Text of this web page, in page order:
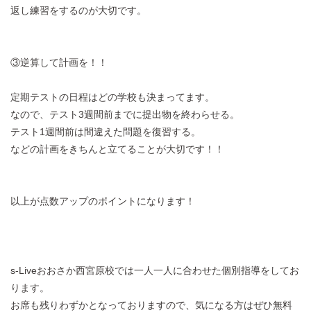
返し練習をするのが大切です。
③逆算して計画を！！
定期テストの日程はどの学校も決まってます。
なので、テスト3週間前までに提出物を終わらせる。
テスト1週間前は間違えた問題を復習する。
などの計画をきちんと立てることが大切です！！
以上が点数アップのポイントになります！
s-Liveおおさか西宮原校では一人一人に合わせた個別指導をしてお
ります。
お席も残りわずかとなっておりますので、気になる方はぜひ無料